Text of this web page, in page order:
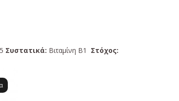
Συστατικά: Βιταμίνη Β1 Στόχος: